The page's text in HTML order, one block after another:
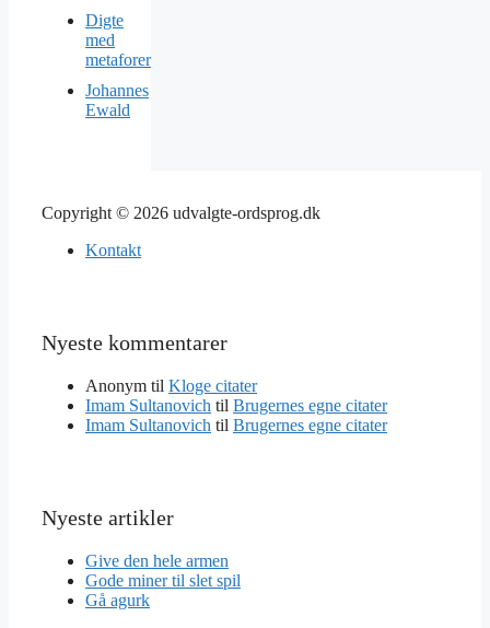
Digte
med
metaforer
Johannes
Ewald
Copyright © 2026 udvalgte-ordsprog.dk
Kontakt
Nyeste kommentarer
Anonym til Kloge citater
Imam Sultanovich til Brugernes egne citater
Imam Sultanovich til Brugernes egne citater
Nyeste artikler
Give den hele armen
Gode miner til slet spil
Gå agurk